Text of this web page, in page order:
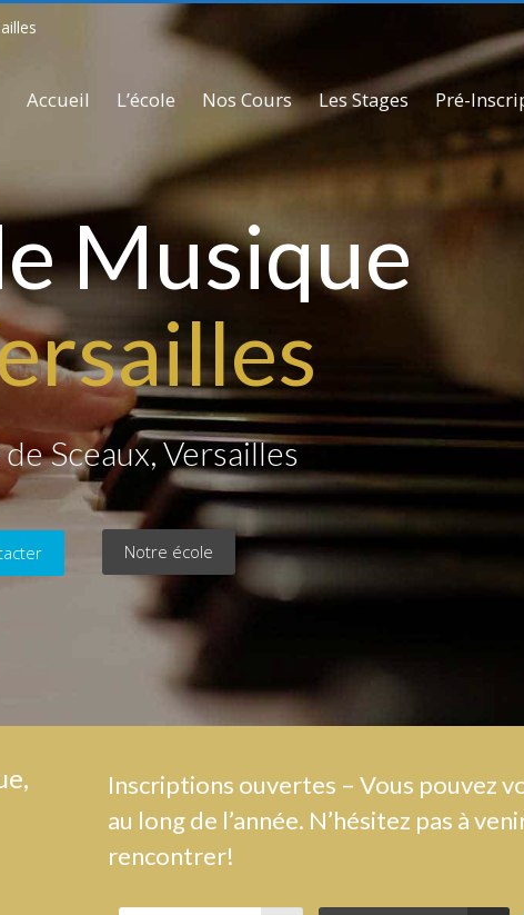
Accueil L’école Nos Cours Les Stages Pré-
Musique
Sceaux, Versailles
Notre école
Inscriptions ouvertes – Vous pouvez
au long de l’année. N’hésitez pas à
rencontrer!